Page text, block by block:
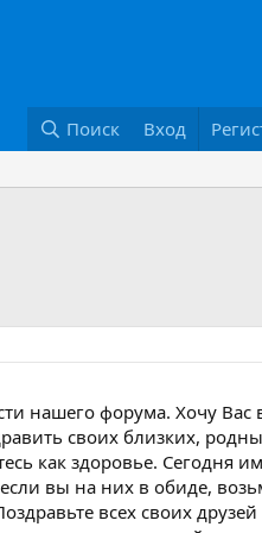
Поиск Вход
нашего форума. Хочу Вас
своих близких,
как здоровье. Сегодня
вы на них в обиде,
всех своих друзей